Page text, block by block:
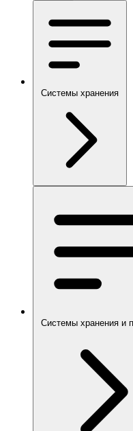
Системы хранения
Системы хранения и